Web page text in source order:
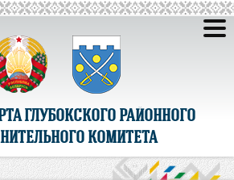
ГЛУБОКСКОГО РАЙОННОГО
КОМИТЕТА